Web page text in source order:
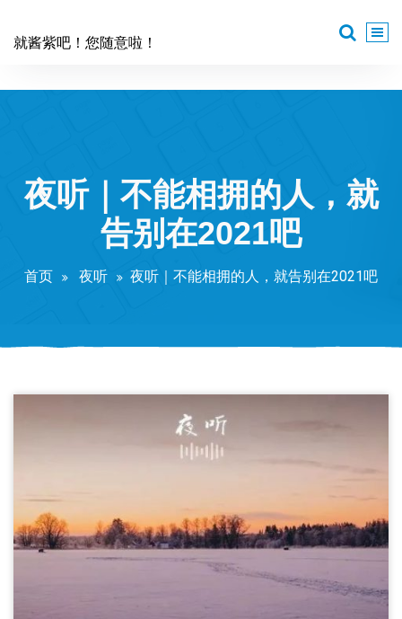
就酱紫吧！您随意啦！
夜听｜不能相拥的人，就
告别在2021吧
首页 夜听 夜听｜不能相拥的人，就告别在2021吧